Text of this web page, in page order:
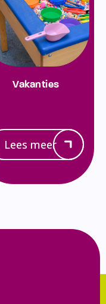
Vakanties
Lees meer